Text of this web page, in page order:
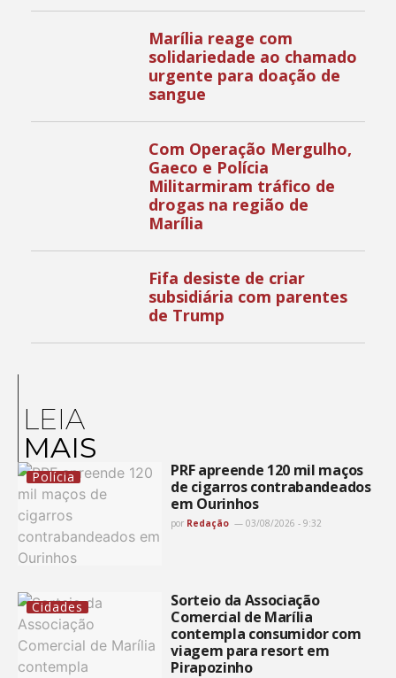
Marília reage com
solidariedade ao chamado
urgente para doação de
sangue
Com Operação Mergulho,
Gaeco e Polícia
Militarmiram tráfico de
drogas na região de
Marília
Fifa desiste de criar
subsidiária com parentes
de Trump
LEIA
MAIS
Polícia
PRF apreende 120 mil maços
de cigarros contrabandeados
em Ourinhos
por Redação 03/08/2026 - 9:32
Cidades
Sorteio da Associação
Comercial de Marília
contempla consumidor com
viagem para resort em
Pirapozinho